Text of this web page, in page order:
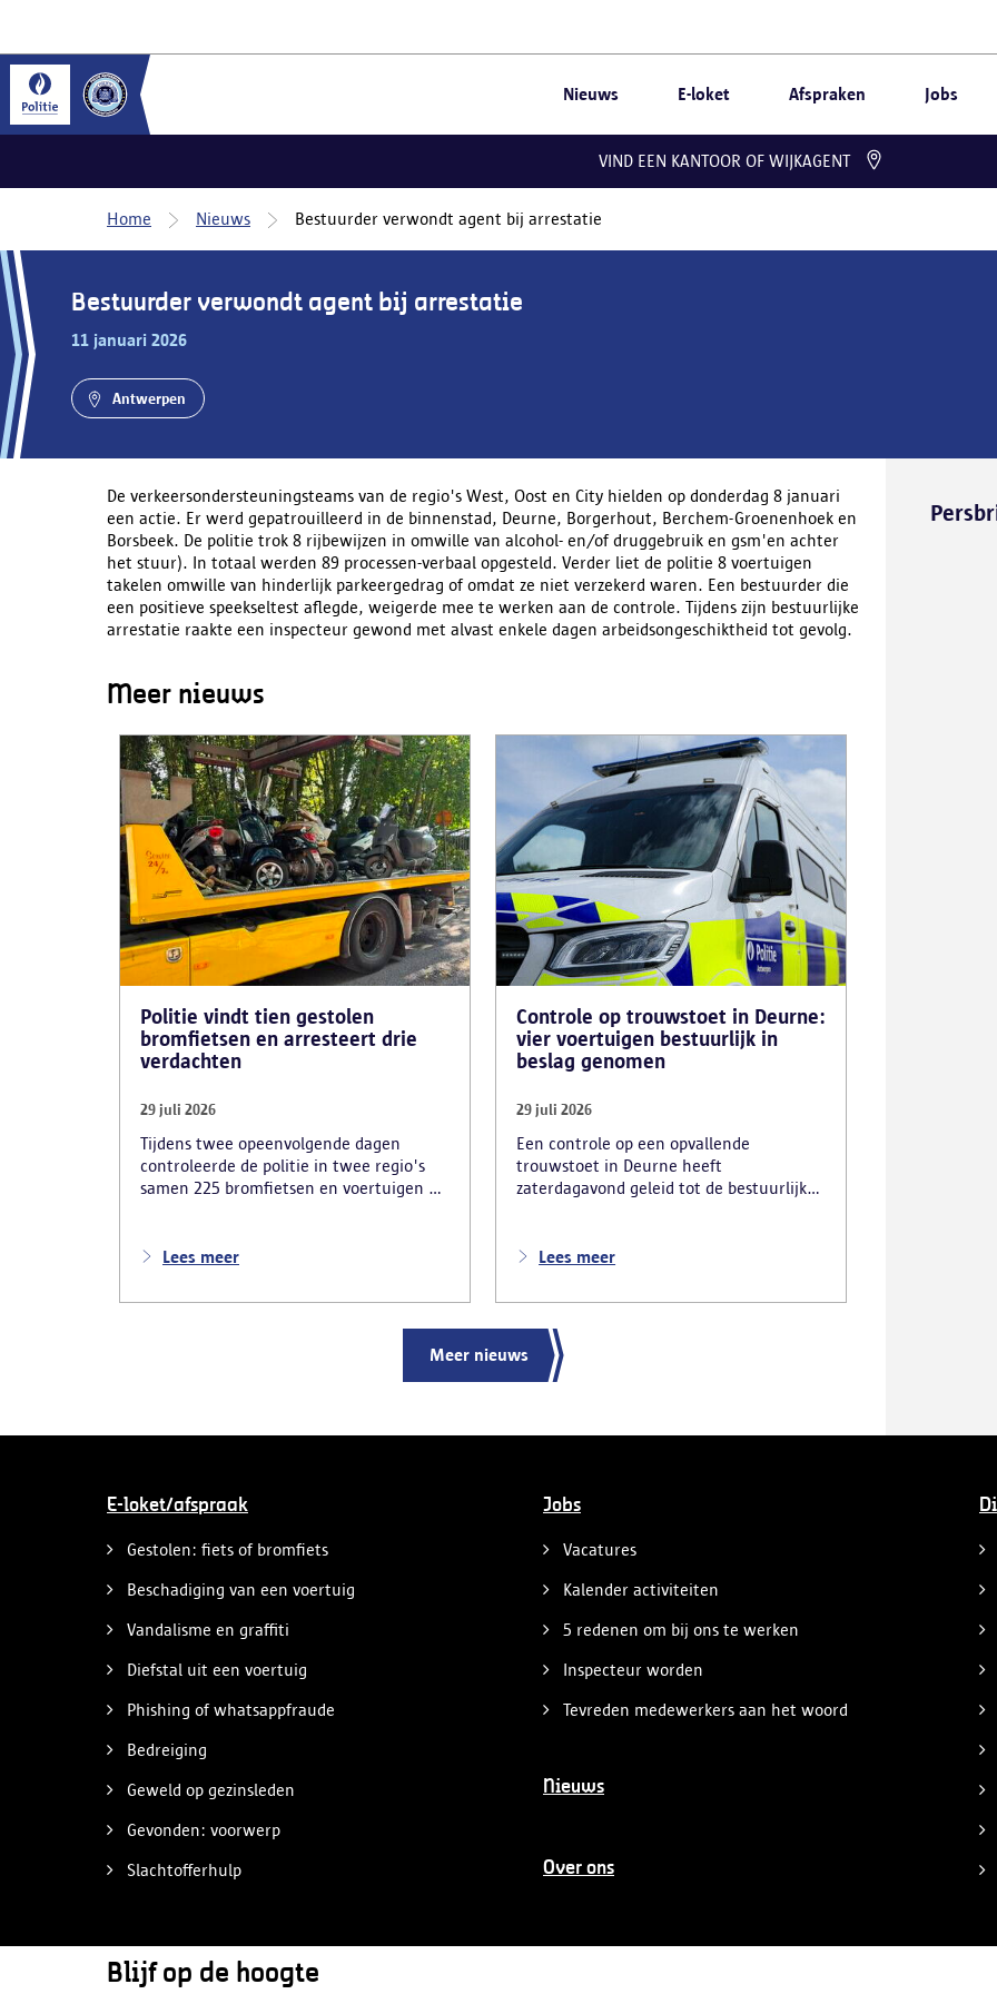
Nieuws E-loket Afspraken Jobs
VIND EEN KANTOOR OF WIJKAGENT
Home Nieuws Bestuurder verwondt agent bij arrestatie
Bestuurder verwondt agent bij arrestatie
11 januari 2026
Antwerpen
De verkeersondersteuningsteams van de regio's West, Oost en City hielden op donderdag 8 januari
een actie. Er werd gepatrouilleerd in de binnenstad, Deurne, Borgerhout, Berchem-Groenenhoek en
Borsbeek. De politie trok 8 rijbewijzen in omwille van alcohol- en/of druggebruik en gsm'en achter
het stuur). In totaal werden 89 processen-verbaal opgesteld. Verder liet de politie 8 voertuigen
takelen omwille van hinderlijk parkeergedrag of omdat ze niet verzekerd waren. Een bestuurder die
een positieve speekseltest aflegde, weigerde mee te werken aan de controle. Tijdens zijn bestuurlijke
arrestatie raakte een inspecteur gewond met alvast enkele dagen arbeidsongeschiktheid tot gevolg.
Meer nieuws
Politie vindt tien gestolen
bromfietsen en arresteert drie
verdachten
29 juli 2026
Tijdens twee opeenvolgende dagen
controleerde de politie in twee regio's
samen 225 bromfietsen en voertuigen en
teruggevonden en zestien voertuigen zijn
arresteerde de politie ook drie
Lees meer
Controle op trouwstoet in Deurne:
vier voertuigen bestuurlijk in
beslag genomen
29 juli 2026
Een controle op een opvallende
trouwstoet in Deurne heeft
zaterdagavond geleid tot de bestuurlijke
vaststellingen van inbreuken. De politie
melding hadden gemaakt van het
verkeershinder die dat als gevolg had.
Lees meer
Meer nieuws
E-loket/afspraak
Gestolen: fiets of bromfiets
Beschadiging van een voertuig
Vandalisme en graffiti
Diefstal uit een voertuig
Phishing of whatsappfraude
Bedreiging
Geweld op gezinsleden
Gevonden: voorwerp
Slachtofferhulp
Jobs
Vacatures
Kalender activiteiten
5 redenen om bij ons te werken
Inspecteur worden
Tevreden medewerkers aan het woord
Nieuws
Over ons
Blijf op de hoogte